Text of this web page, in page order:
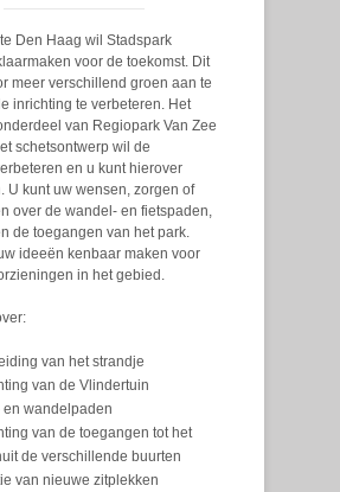
Den Haag wil Stadspark
voor de toekomst. Dit
meer verschillend groen aan te
inrichting te verbeteren. Het
van Regiopark Van Zee
schetsontwerp wil de
en u kunt hierover
U kunt uw wensen, zorgen of
over de wandel- en fietspaden,
de toegangen van het park.
ideeën kenbaar maken voor
in het gebied.
van het strandje
van de Vlindertuin
en wandelpaden
van de toegangen tot het
de verschillende buurten
van nieuwe zitplekken